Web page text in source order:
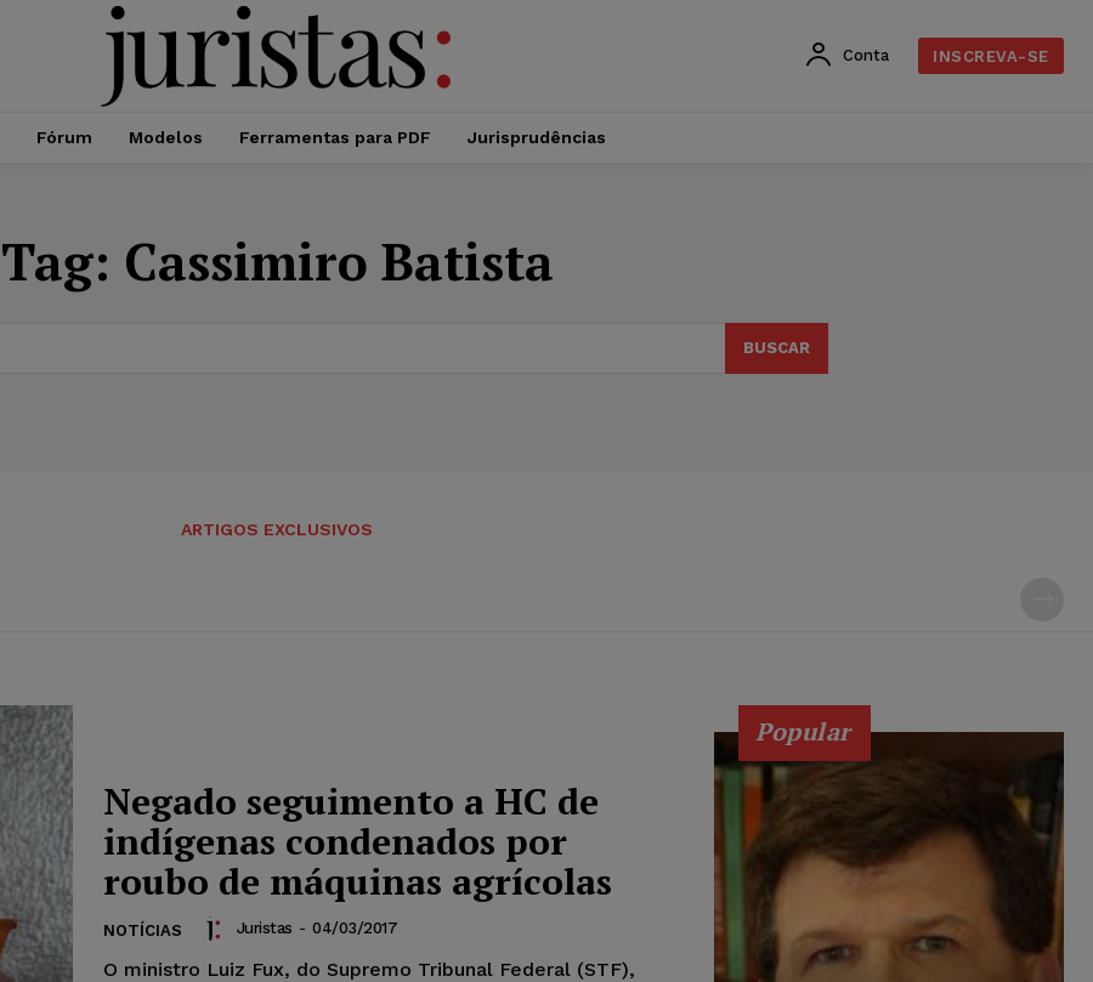
Conta INSCREVA-SE
Fórum Modelos Ferramentas para PDF Jurisprudências
Tag: Cassimiro Batista
BUSCAR
ARTIGOS EXCLUSIVOS
Negado seguimento a HC de
indígenas condenados por
roubo de máquinas agrícolas
NOTÍCIAS Juristas - 04/03/2017
O ministro Luiz Fux, do Supremo Tribunal Federal (STF),
Popular